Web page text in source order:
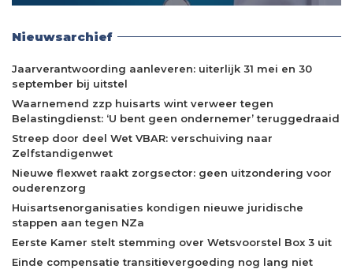
Nieuwsarchief
Jaarverantwoording aanleveren: uiterlijk 31 mei en 30
september bij uitstel
Waarnemend zzp huisarts wint verweer tegen
Belastingdienst: ‘U bent geen ondernemer’ teruggedraaid
Streep door deel Wet VBAR: verschuiving naar
Zelfstandigenwet
Nieuwe flexwet raakt zorgsector: geen uitzondering voor
ouderenzorg
Huisartsenorganisaties kondigen nieuwe juridische
stappen aan tegen NZa
Eerste Kamer stelt stemming over Wetsvoorstel Box 3 uit
Einde compensatie transitievergoeding nog lang niet